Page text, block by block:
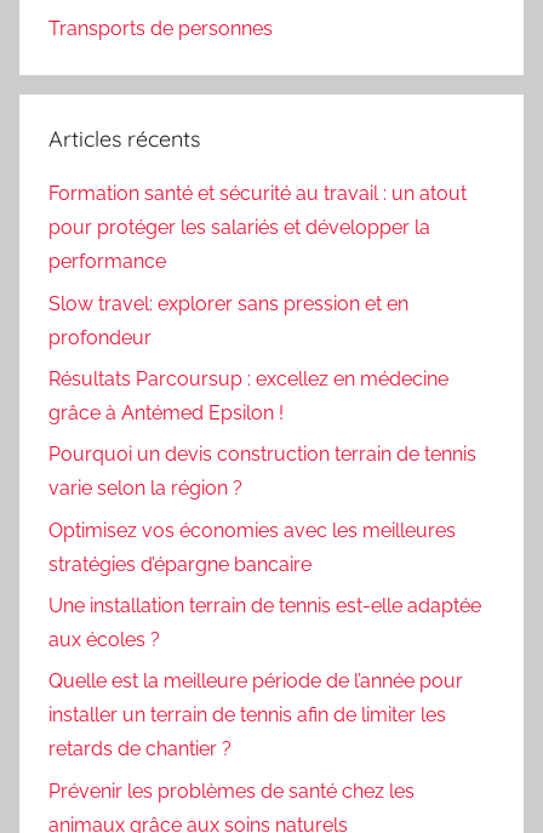
Transports de personnes
Articles récents
Formation santé et sécurité au travail : un atout
pour protéger les salariés et développer la
performance
Slow travel: explorer sans pression et en
profondeur
Résultats Parcoursup : excellez en médecine
grâce à Antémed Epsilon !
Pourquoi un devis construction terrain de tennis
varie selon la région ?
Optimisez vos économies avec les meilleures
stratégies d’épargne bancaire
Une installation terrain de tennis est-elle adaptée
aux écoles ?
Quelle est la meilleure période de l’année pour
installer un terrain de tennis afin de limiter les
retards de chantier ?
Prévenir les problèmes de santé chez les
animaux grâce aux soins naturels